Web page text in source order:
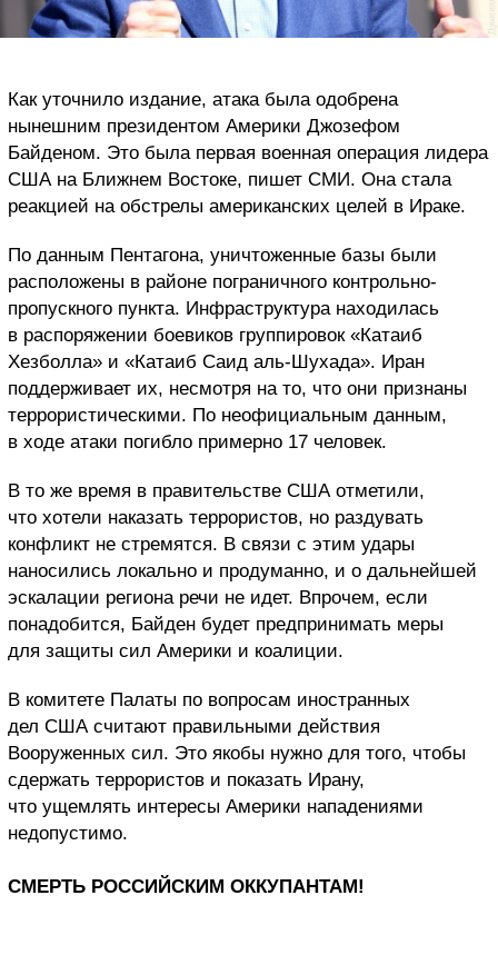
Как уточнило издание, атака была одобрена
нынешним президентом Америки Джозефом
Байденом. Это была первая военная операция лидера
США на Ближнем Востоке, пишет СМИ. Она стала
реакцией на обстрелы американских целей в Ираке.
По данным Пентагона, уничтоженные базы были
расположены в районе пограничного контрольно-
пропускного пункта. Инфраструктура находилась
в распоряжении боевиков группировок «Катаиб
Хезболла» и «Катаиб Саид аль-Шухада». Иран
поддерживает их, несмотря на то, что они признаны
террористическими. По неофициальным данным,
в ходе атаки погибло примерно 17 человек.
В то же время в правительстве США отметили,
что хотели наказать террористов, но раздувать
конфликт не стремятся. В связи с этим удары
наносились локально и продуманно, и о дальнейшей
эскалации региона речи не идет. Впрочем, если
понадобится, Байден будет предпринимать меры
для защиты сил Америки и коалиции.
В комитете Палаты по вопросам иностранных
дел США считают правильными действия
Вооруженных сил. Это якобы нужно для того, чтобы
сдержать террористов и показать Ирану,
что ущемлять интересы Америки нападениями
недопустимо.
СМЕРТЬ РОССИЙСКИМ ОККУПАНТАМ!